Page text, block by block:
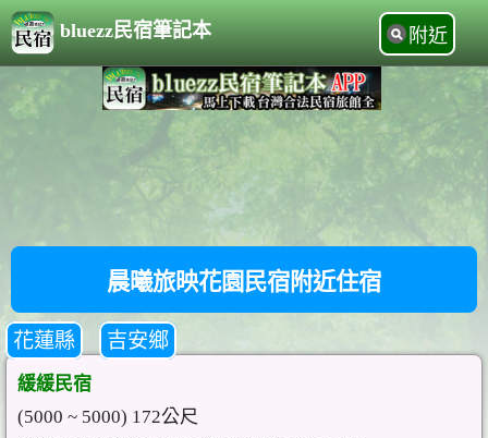
bluezz民宿筆記本 附近
晨曦旅映花園民宿附近住宿
花蓮縣 吉安鄉
緩緩民宿
(5000 ~ 5000) 172公尺